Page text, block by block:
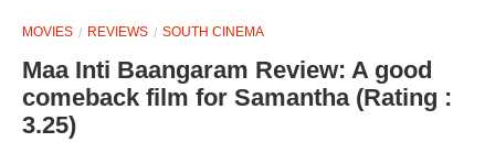
MOVIES REVIEWS SOUTH CINEMA
Maa Inti Baangaram Review: A good
comeback film for Samantha (Rating :
3.25)